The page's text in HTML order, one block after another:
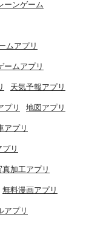
ーンゲーム
ムアプリ
ームアプリ
天気予報アプリ
プリ 地図アプリ
アプリ
リ
真加工アプリ
無料漫画アプリ
アプリ